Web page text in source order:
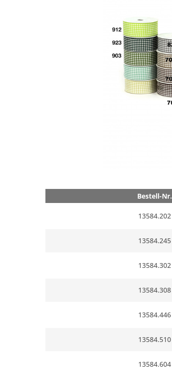
Bestell-Nr.
13584.202
13584.245
13584.302
13584.308
13584.446
13584.510
13584.604